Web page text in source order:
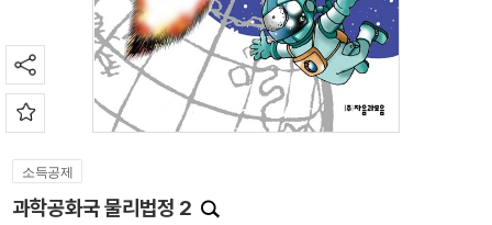
소득공제
과학공화국 물리법정 2